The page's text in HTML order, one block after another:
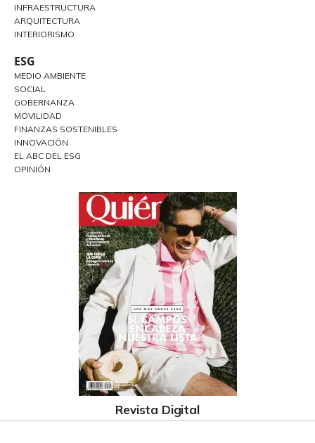
INFRAESTRUCTURA
ARQUITECTURA
INTERIORISMO
ESG
MEDIO AMBIENTE
SOCIAL
GOBERNANZA
MOVILIDAD
FINANZAS SOSTENIBLES
INNOVACIÓN
EL ABC DEL ESG
OPINIÓN
Revista Digital